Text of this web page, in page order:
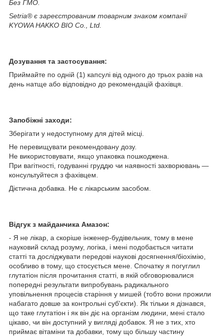
Без ГМО.
Setria® є зареєстрованим товарним знаком компанії
KYOWA HAKKO BIO Co., Ltd.
Дозування та застосування:
Приймайте по одній (1) капсулі від одного до трьох разів на
день натще або відповідно до рекомендацій фахівця.
Запобіжні заходи:
Зберігати у недоступному для дітей місці.
Не перевищувати рекомендовану дозу.
Не використовувати, якщо упаковка пошкоджена.
При вагітності, годуванні груддю чи наявності захворювань —
консультуйтеся з фахівцем.
Дієтична добавка. Не є лікарським засобом.
Відгук з майданчика Амазон:
- Я не лікар, а скоріше інженер-будівельник, тому в мене
науковий склад розуму, логіка, і мені подобається читати
статті та досліджувати передові наукові досягнення/біохімію,
особливо в тому, що стосується мене. Спочатку я погуглил
глутатіон після прочитання статті, в якій обговорювалися
попередні результати випробувань радикального
уповільнення процесів старіння у мишей (тобто вони прожили
набагато довше за контрольні суб'єкти). Як тільки я дізнався,
що таке глутатіон і як він діє на організм людини, мені стало
цікаво, чи він доступний у вигляді добавок. Я не з тих, хто
приймає вітаміни та добавки, тому що більшу частину